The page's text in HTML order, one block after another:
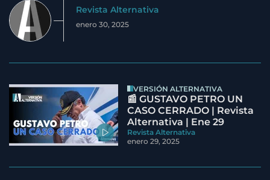
Revista Alternativa
enero 30, 2025
VERSIÓN ALTERNATIVA
📰 GUSTAVO PETRO UN
CASO CERRADO | Revista
Alternativa | Ene 29
Revista Alternativa
enero 29, 2025